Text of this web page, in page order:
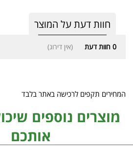
חוות דעת על המוצר
0 חוות דעת (אין דירוג)
המחירים תקפים לרכישה באתר בלבד
מוצרים נוספים
אותכם